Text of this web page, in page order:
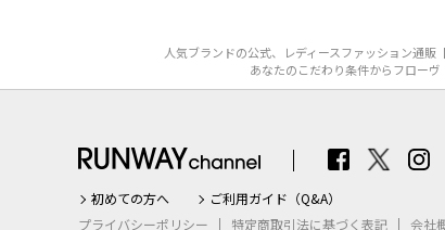
人気ブランドの公式、レディースファッション通
あなたのこだわり条件からフロー
初めての方へ
ご利用ガイド（Q&A）
プライバシーポリシー
特定商取引法に基づく表記 会社